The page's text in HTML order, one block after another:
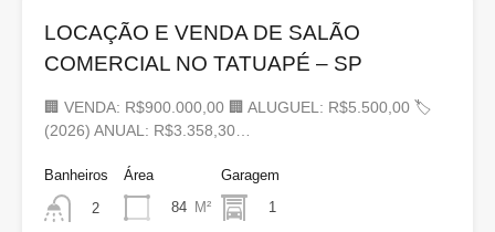
LOCAÇÃO E VENDA DE SALÃO
COMERCIAL NO TATUAPÉ – SP
🏢 VENDA: R$900.000,00 🏢 ALUGUEL: R$5.500,00 🏷
(2026) ANUAL: R$3.358,30…
Banheiros
2
Área
84 M²
Garagem
1